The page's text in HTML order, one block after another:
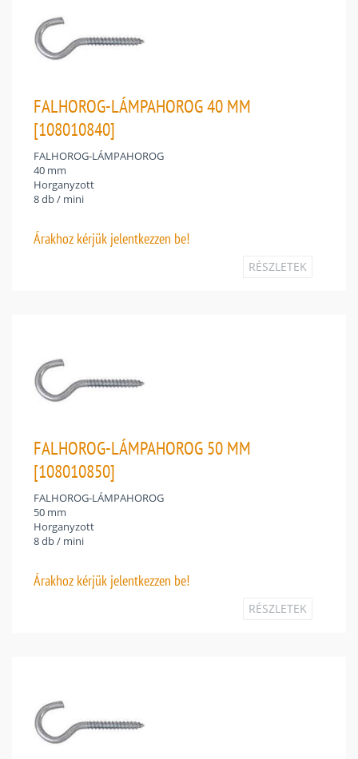
FALHOROG-LÁMPAHOROG 40 MM
[108010840]
FALHOROG-LÁMPAHOROG
40 mm
Horganyzott
8 db / mini
Árakhoz kérjük jelentkezzen be!
RÉSZLETEK
FALHOROG-LÁMPAHOROG 50 MM
[108010850]
FALHOROG-LÁMPAHOROG
50 mm
Horganyzott
8 db / mini
Árakhoz kérjük jelentkezzen be!
RÉSZLETEK